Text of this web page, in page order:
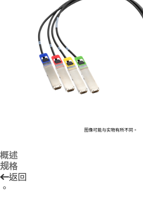
图像可能与实物有所不同。
概述
规格
返回
。